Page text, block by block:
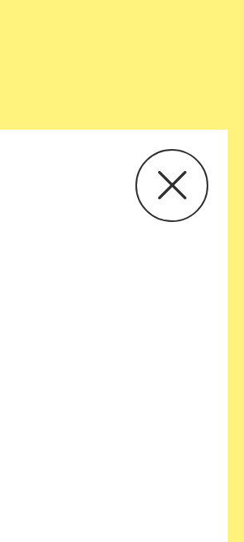
figli. L’ubicazione non